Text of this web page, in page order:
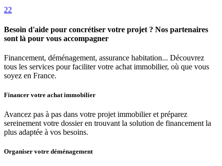
22
Besoin d'aide pour concrétiser votre projet ? Nos partenaires
sont là pour vous accompagner
Financement, déménagement, assurance habitation... Découvrez
tous les services pour faciliter votre achat immobilier, où que vous
soyez en France.
Financer votre achat immobilier
Avancez pas à pas dans votre projet immobilier et préparez
sereinement votre dossier en trouvant la solution de financement la
plus adaptée à vos besoins.
Organiser votre déménagement